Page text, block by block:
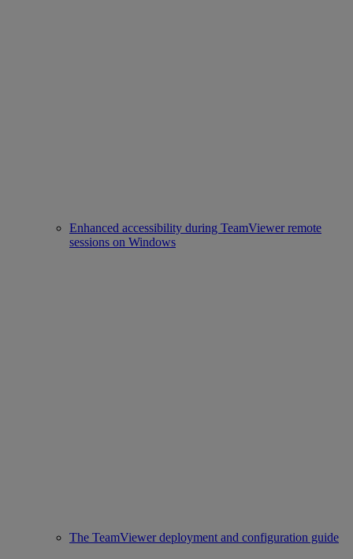
Enhanced accessibility during TeamViewer remote
sessions on Windows
The TeamViewer deployment and configuration guide